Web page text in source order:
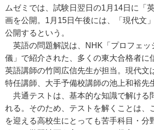
ムゼミでは、試験日翌日の1月14日に「
画を公開。1月15日午後には、「現代文
公開するという。
英語の問題解説は、NHK「プロフェッ
儀」で紹介された、多くの東大合格者に
英語講師の竹岡広信先生が担当。現代文
特任講師、大手予備校講師の池上和裕先
共通テストは、基本的な知識で解ける
れる。そのため、テストを解くことは、
を迎える高校生にとっても苦手科目・分